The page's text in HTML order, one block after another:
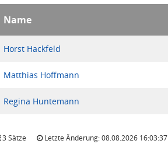
Name
Horst Hackfeld
Matthias Hoffmann
Regina Huntemann
3 Sätze Letzte Änderung: 08.08.2026 16:03:37